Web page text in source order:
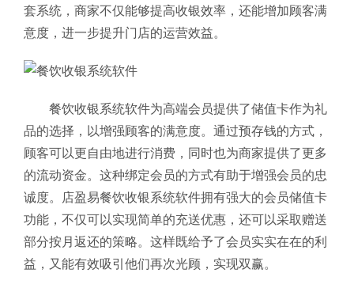
套系统，商家不仅能够提高收银效率，还能增加顾客满
意度，进一步提升门店的运营效益。
餐饮收银系统软件为高端会员提供了储值卡作为礼
品的选择，以增强顾客的满意度。通过预存钱的方式，
顾客可以更自由地进行消费，同时也为商家提供了更多
的流动资金。这种绑定会员的方式有助于增强会员的忠
诚度。店盈易餐饮收银系统软件拥有强大的会员储值卡
功能，不仅可以实现简单的充送优惠，还可以采取赠送
部分按月返还的策略。这样既给予了会员实实在在的利
益，又能有效吸引他们再次光顾，实现双赢。